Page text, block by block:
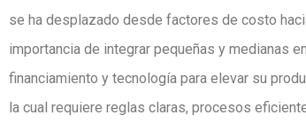
se ha desplazado desde factores de costo
importancia de integrar pequeñas y medianas
financiamiento y tecnología para elevar su
la cual requiere reglas claras, procesos